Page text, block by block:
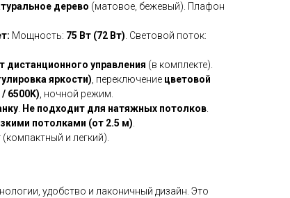
дерево (матовое, бежевый). Плафон
Мощность: 75 Вт (72 Вт). Световой поток:
дистанционного управления (в комплекте).
яркости), переключение цветовой
6500K), ночной режим.
. Не подходит для натяжных потолков.
потолками (от 2.5 м).
(компактный и легкий).
удобство и лаконичный дизайн. Это